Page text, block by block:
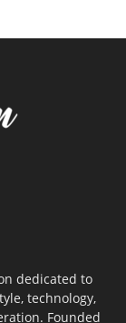
dedicated to
technology,
Founded